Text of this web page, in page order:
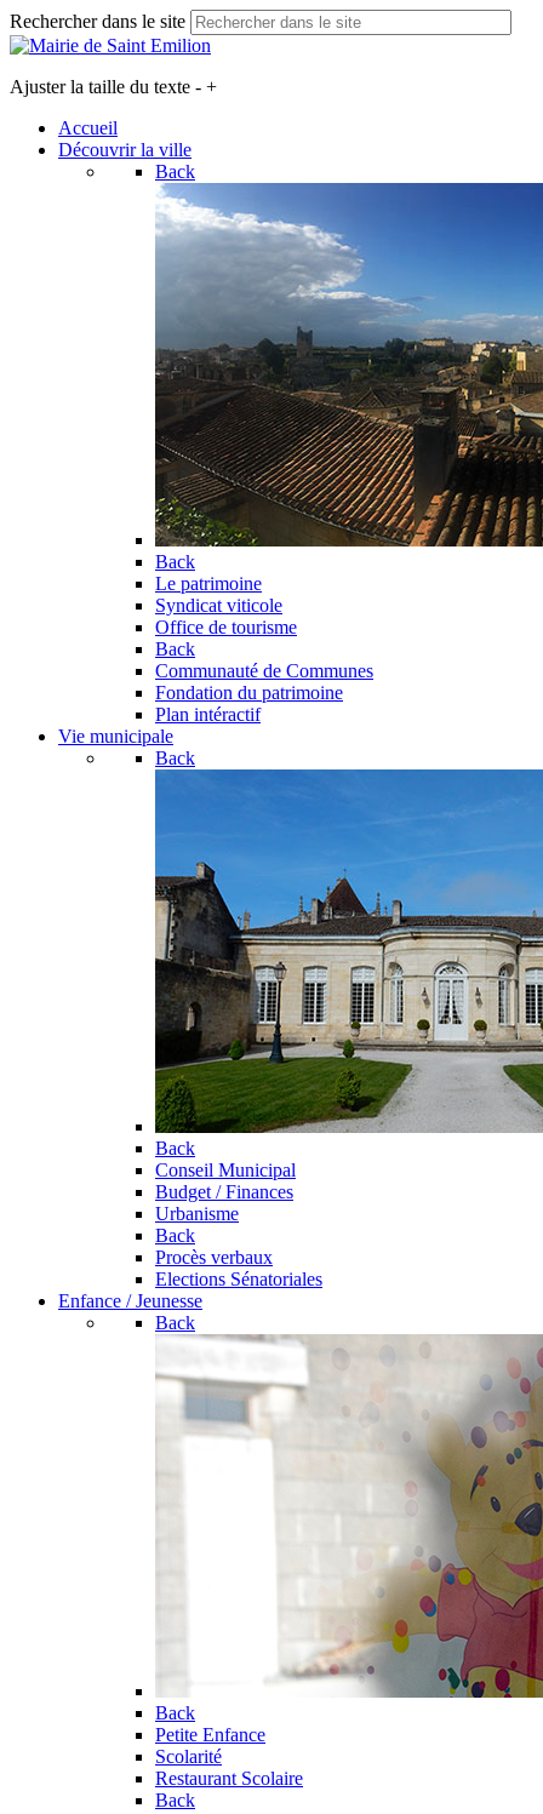
Rechercher dans le site
Ajuster la taille du texte - +
Accueil
Découvrir la ville
Back
Back
Le patrimoine
Syndicat viticole
Office de tourisme
Back
Communauté de Communes
Fondation du patrimoine
Plan intéractif
Vie municipale
Back
Back
Conseil Municipal
Budget / Finances
Urbanisme
Back
Procès verbaux
Elections Sénatoriales
Enfance / Jeunesse
Back
Back
Petite Enfance
Scolarité
Restaurant Scolaire
Back